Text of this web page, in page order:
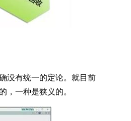
没有统一的定论。就目前
一种是狭义的。